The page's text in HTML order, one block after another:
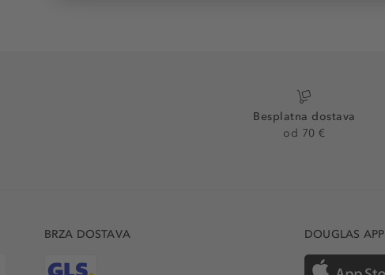
Besplatna dostava
od 70 €
BRZA DOSTAVA DOUGLAS APP